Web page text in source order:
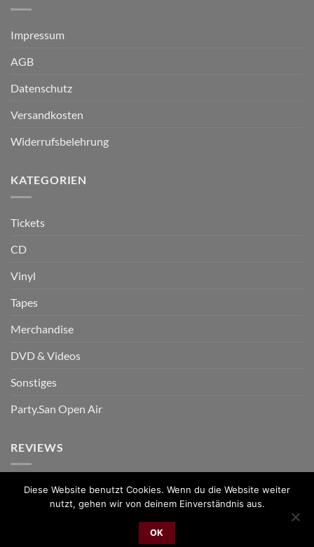
Impressum
AGB
Datenschutz
Versandkosten
Widerrufsbelehrung
KATEGORIEN
Tickets
CD
Vinyl
Tapes
Merchandise
DVD & Videos
Sonstiges
Party.San Open Air
REVIEWS
2026 © cudgel Vertrieb - a division of Party.San GmbH
Diese Website benutzt Cookies. Wenn du die Website weiter
nutzt, gehen wir von deinem Einverständnis aus.
OK